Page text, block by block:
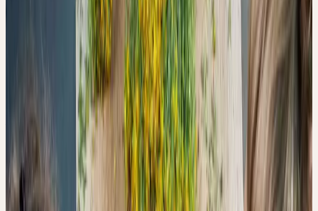
(Oxidationsstresstest, UV-Vis-Spektroskopie, Antioxidanzien-
Juli 2022 · DOI: 10.3390/pr10071335 · Editor's
Hinweis: Laboranalytische Studie — keine klinischen
Schlussfolgerungen
Wer eine frische Pflanze aufschneidet, setzt einen Prozess in Gang,
der sich nicht aufhalten lässt: Enzyme, die bislang von der intakten